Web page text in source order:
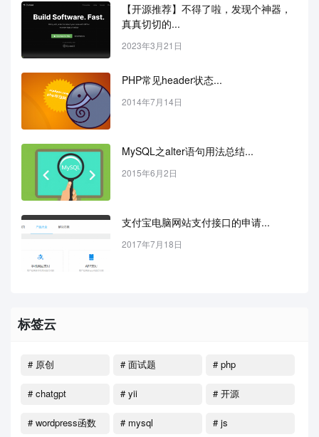
【开源推荐】不得了啦，发现个神器，
真真切切的...
2023年3月21日
PHP常见header状态...
2014年7月14日
MySQL之alter语句用法总结...
2015年6月2日
支付宝电脑网站支付接口的申请...
2017年7月18日
标签云
# 原创 # 面试题 # php
# chatgpt # yii # 开源
# wordpress函数 # mysql # js